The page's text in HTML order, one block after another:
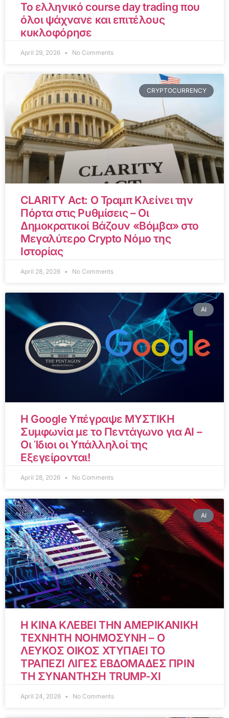
Το ελληνικό course day trading που
όλοι ψάχνανε και επιτέλους
κυκλοφόρησε
April 29, 2026 No Comments
CRYPTOCURRENCY
CLARITY Act: Ο Τραμπ Κλείνει την
Πόρτα στις Ρυθμίσεις – Οι
Δημοκρατικοί Βάζουν «Βόμβα» στο
Μεγαλύτερο Crypto Νόμο της
Ιστορίας
April 28, 2026 No Comments
AI
Η Google Υπέγραψε ΜΥΣΤΙΚΗ
Συμφωνία με το Πεντάγωνο για AI –
Οι Ίδιοι οι Υπάλληλοί της
Εξεγείρονται!
April 28, 2026 No Comments
AI
Η ΚΙΝΑ ΚΛΕΒΕΙ ΤΗΝ ΑΜΕΡΙΚΑΝΙΚΗ
ΤΕΧΝΗΤΗ ΝΟΗΜΟΣΥΝΗ – Ο
ΛΕΥΚΟΣ ΟΙΚΟΣ ΧΤΥΠΑΕΙ ΤΟ
ΤΡΑΠΕΖΙ ΛΙΓΕΣ ΕΒΔΟΜΑΔΕΣ ΠΡΙΝ
ΤΗ ΣΥΝΑΝΤΗΣΗ TRUMP-XI
April 24, 2026 No Comments